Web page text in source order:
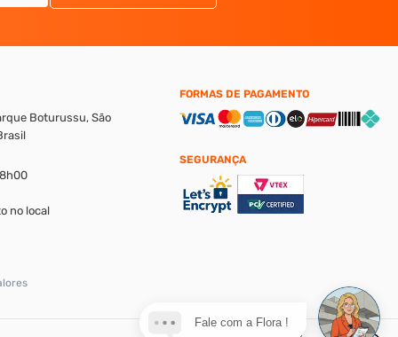
Boturussu, São
no local
FORMAS DE PAGAMENTO
SEGURANÇA
Fale com a Flora !